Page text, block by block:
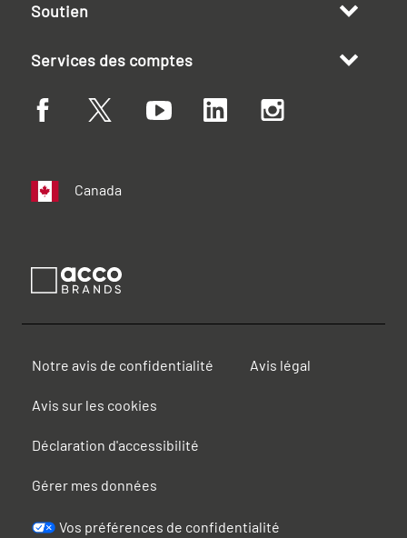
Soutien
Services des comptes
Canada
Notre avis de confidentialité Avis légal
Avis sur les cookies
Déclaration d'accessibilité
Gérer mes données
Vos préférences de confidentialité